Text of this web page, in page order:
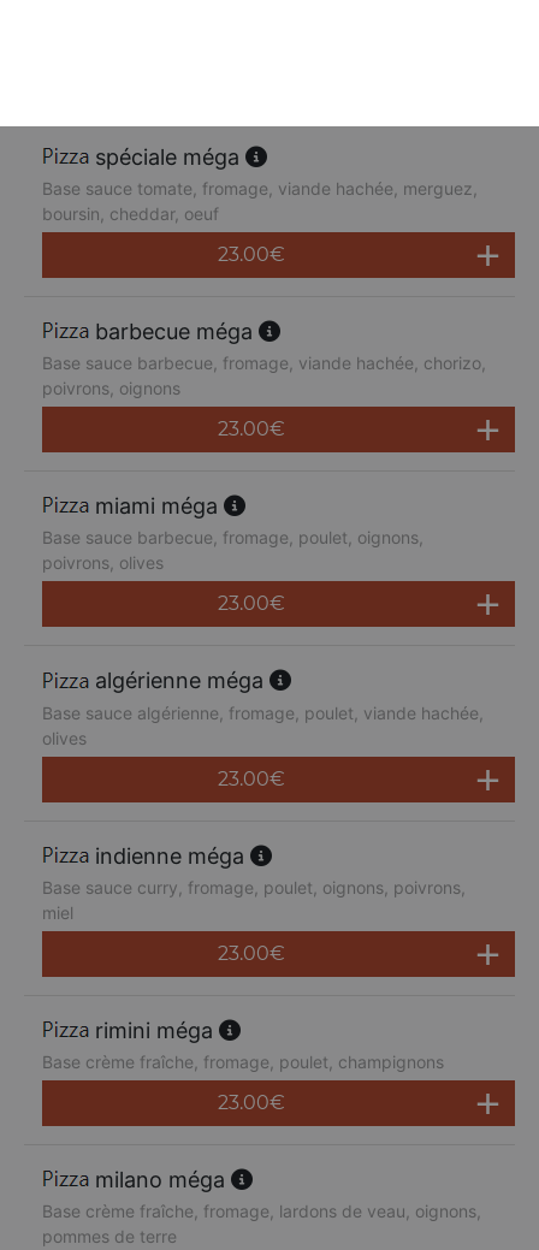
spéciale méga
Base sauce tomate, fromage, viande hachée, merguez,
boursin, cheddar, oeuf
23.00€
barbecue méga
Base sauce barbecue, fromage, viande hachée, chorizo,
poivrons, oignons
23.00€
miami méga
Base sauce barbecue, fromage, poulet, oignons,
poivrons, olives
23.00€
algérienne méga
Base sauce algérienne, fromage, poulet, viande hachée,
olives
23.00€
indienne méga
Base sauce curry, fromage, poulet, oignons, poivrons,
miel
23.00€
rimini méga
Base crème fraîche, fromage, poulet, champignons
23.00€
milano méga
Base crème fraîche, fromage, lardons de veau, oignons,
pommes de terre